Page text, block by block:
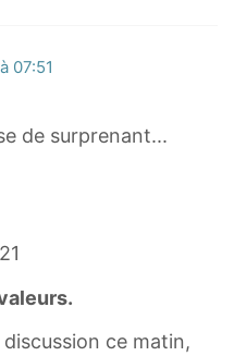
07:51
de surprenant...
ce matin,